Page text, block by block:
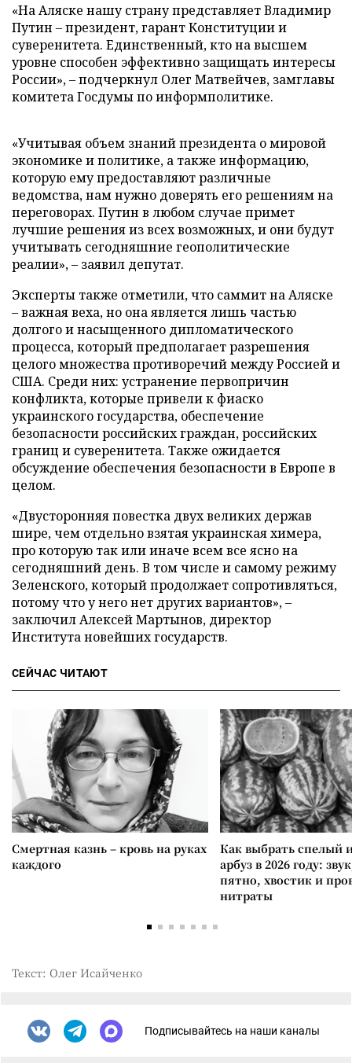
«На Аляске нашу страну представляет Владимир
Путин – президент, гарант Конституции и
суверенитета. Единственный, кто на высшем
уровне способен эффективно защищать интересы
России», – подчеркнул Олег Матвейчев, замглавы
комитета Госдумы по информполитике.
«Учитывая объем знаний президента о мировой
экономике и политике, а также информацию,
которую ему предоставляют различные
ведомства, нам нужно доверять его решениям на
переговорах. Путин в любом случае примет
лучшие решения из всех возможных, и они будут
учитывать сегодняшние геополитические
реалии», – заявил депутат.
Эксперты также отметили, что саммит на Аляске
– важная веха, но она является лишь частью
долгого и насыщенного дипломатического
процесса, который предполагает разрешения
целого множества противоречий между Россией и
США. Среди них: устранение первопричин
конфликта, которые привели к фиаско
украинского государства, обеспечение
безопасности российских граждан, российских
границ и суверенитета. Также ожидается
обсуждение обеспечения безопасности в Европе в
целом.
«Двусторонняя повестка двух великих держав
шире, чем отдельно взятая украинская химера,
про которую так или иначе всем все ясно на
сегодняшний день. В том числе и самому режиму
Зеленского, который продолжает сопротивляться,
потому что у него нет других вариантов», –
заключил Алексей Мартынов, директор
Института новейших государств.
СЕЙЧАС ЧИТАЮТ
Смертная казнь – кровь на руках
каждого
Как выбрать спелый
арбуз в 2026 году:
пятно, хвостик и
нитраты
Текст: Олег Исайченко
Подписывайтесь на наши каналы